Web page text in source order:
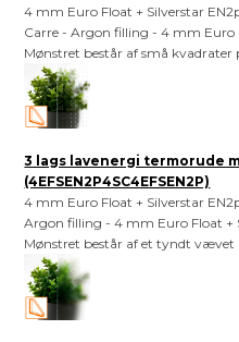
4 mm Euro Float + Silverstar
Carre - Argon filling - 4 mm Euro
Mønstret består af små
3 lags lavenergi termorude
(4EFSEN2P4SC4EFSEN2P)
4 mm Euro Float + Silverstar
Argon filling - 4 mm Euro Float +
Mønstret består af et tyndt vævet